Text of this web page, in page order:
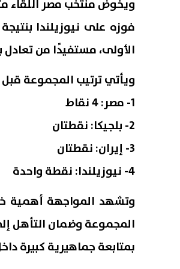
الأولى، مستفيدًا من تعادل
ويأتي ترتيب المجموعة قبل
1- مصر: 4 نقاط
2- بلجيكا: نقطتان
3- إيران: نقطتان
4- نيوزيلندا: نقطة واحدة
وتشهد المواجهة أهمية
المجموعة وضمان التأهل
بمتابعة جماهيرية كبيرة